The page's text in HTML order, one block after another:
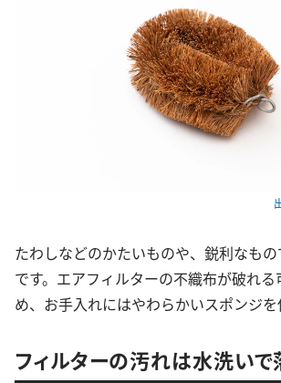
たわしなどのかたいものや、鋭利なも
です。エアフィルターの不織布が破れ
め、お手入れにはやわらかいスポンジを
フィルターの汚れは水洗いで